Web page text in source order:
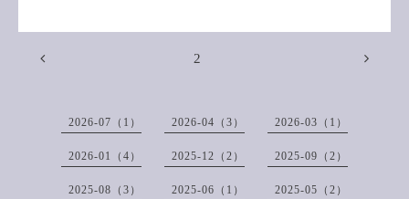
2
2026-07（1） 2026-04（3） 2026-03（1）
2026-01（4） 2025-12（2） 2025-09（2）
2025-08（3） 2025-06（1） 2025-05（2）